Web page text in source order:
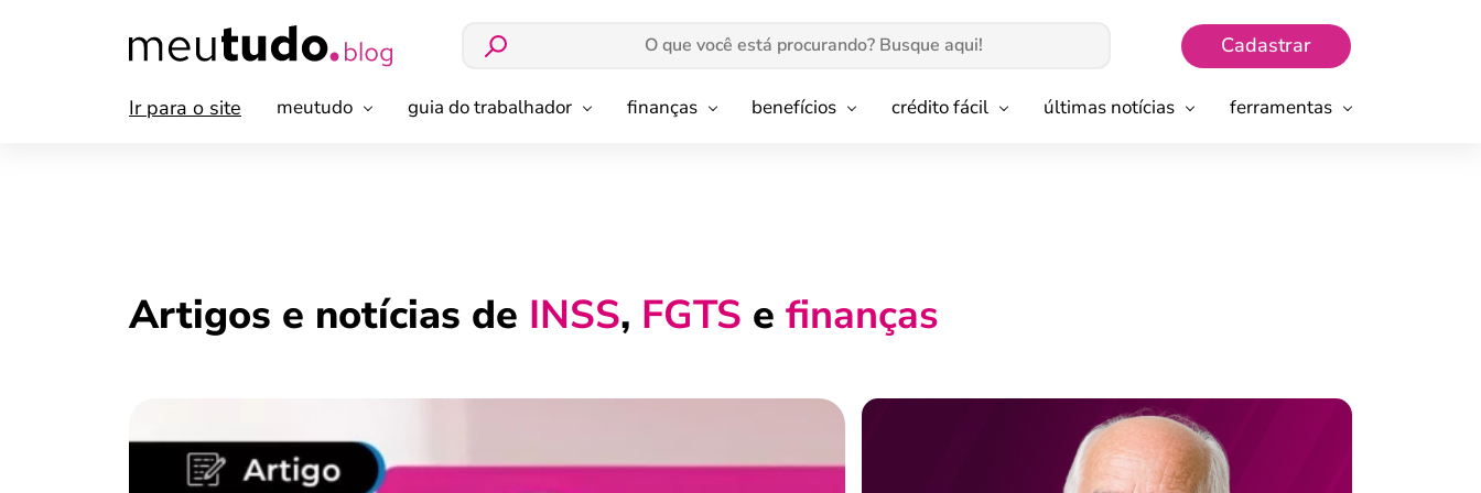
Cadastrar
Ir para o site meutudo guia do trabalhador finanças benefícios crédito fácil últimas notícias ferramentas
Artigos e notícias de INSS, FGTS e finanças